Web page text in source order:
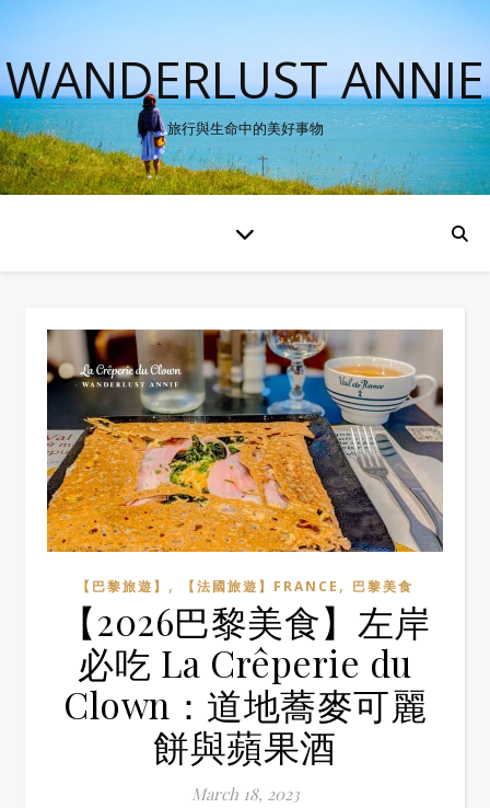
WANDERLUST ANNIE
旅行與生命中的美好事物
【巴黎旅遊】 , 【法國旅遊】FRANCE , 巴黎美食
【2026巴黎美食】左岸
必吃 La Crêperie du
Clown：道地蕎麥可麗
餅與蘋果酒
March 18, 2023